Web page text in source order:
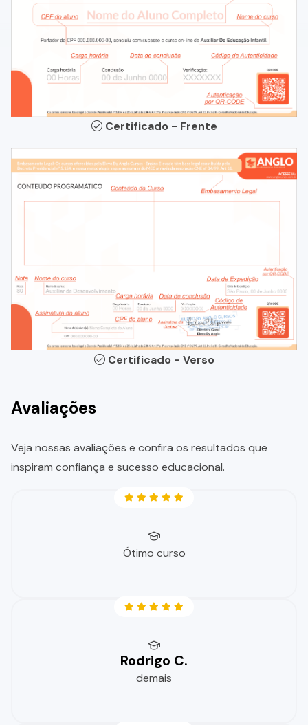
Certificado - Frente
Certificado - Verso
Avaliações
Veja nossas avaliações e confira os resultados que
inspiram confiança e sucesso educacional.
Ótimo curso
Rodrigo C.
demais